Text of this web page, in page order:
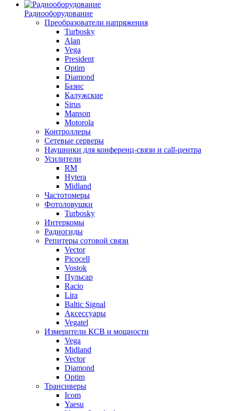
Радиооборудование
Преобразователи напряжения
Turbosky
Alan
Vega
President
Optim
Diamond
Базис
Калужские
Sirus
Manson
Motorola
Контроллеры
Сетевые серверы
Наушники для конференц-связи и call-центра
Усилители
RM
Hytera
Midland
Частотомеры
Фотоловушки
Turbosky
Интеркомы
Радиогиды
Репитеры сотовой связи
Vector
Picocell
Vostok
Пульсар
Racio
Lira
Baltic Signal
Аксессуары
Vegatel
Измерители КСВ и мощности
Vega
Midland
Vector
Diamond
Optim
Трансиверы
Icom
Yaesu